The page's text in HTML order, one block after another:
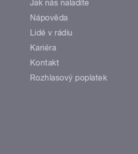
Jak nás naladíte
Nápověda
Lidé v rádiu
Kariéra
Kontakt
Rozhlasový poplatek